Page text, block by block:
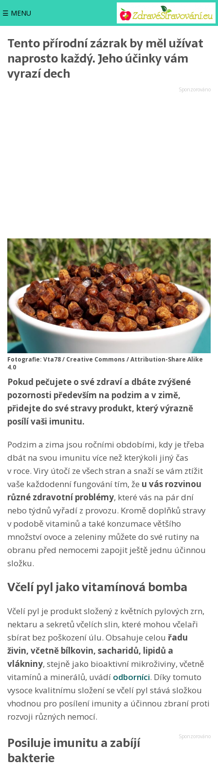
☰ MENU
Tento přírodní zázrak by měl užívat
naprosto každý. Jeho účinky vám
vyrazí dech
Fotografie: Vta78 / Creative Commons / Attribution-Share Alike
4.0
Pokud pečujete o své zdraví a dbáte zvýšené
pozornosti především na podzim a v zimě,
přidejte do své stravy produkt, který výrazně
posílí vaši imunitu.
Podzim a zima jsou ročními obdobími, kdy je třeba
dbát na svou imunitu více než kterýkoli jiný čas
v roce. Viry útočí ze všech stran a snaží se vám ztížit
vaše každodenní fungování tím, že u vás rozvinou
různé zdravotní problémy, které vás na pár dní
nebo týdnů vyřadí z provozu. Kromě doplňků stravy
v podobě vitaminů a také konzumace většího
množství ovoce a zeleniny můžete do své rutiny na
obranu před nemocemi zapojit ještě jednu účinnou
složku.
Včelí pyl jako vitamínová bomba
Včelí pyl je produkt složený z květních pylových zrn,
nektaru a sekretů včelích slin, které mohou včelaři
sbírat bez poškození úlu. Obsahuje celou řadu
živin, včetně bílkovin, sacharidů, lipidů a
vlákniny, stejně jako bioaktivní mikroživiny, včetně
vitamínů a minerálů, uvádí odborníci. Díky tomuto
vysoce kvalitnímu složení se včelí pyl stává složkou
vhodnou pro posílení imunity a účinnou zbraní proti
rozvoji různých nemocí.
Posiluje imunitu a zabíjí
bakterie